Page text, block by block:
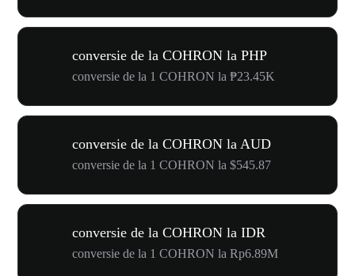
conversie de la COHRON la PHP
conversie de la 1 COHRON la ₱23.45K
conversie de la COHRON la AUD
conversie de la 1 COHRON la $545.87
conversie de la COHRON la IDR
conversie de la 1 COHRON la Rp6.89M